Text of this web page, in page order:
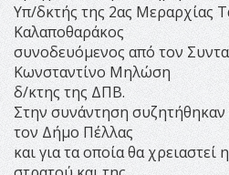
Υπ/δκτής της 2ας Μεραρχίας
Καλαποθαράκος
συνοδευόμενος από τον
Κωνσταντίνο Μηλώση
δ/κτης της ΔΠΒ.
Στην συνάντηση
τον Δήμο Πέλλας
και για τα οποία θα χρειαστεί